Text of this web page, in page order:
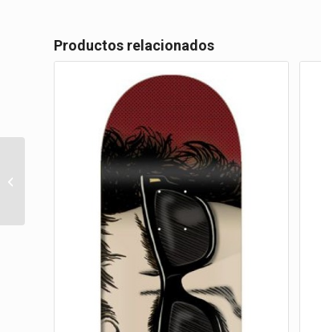
Productos relacionados
Martinez Fuzzy Creature Fiends Pro